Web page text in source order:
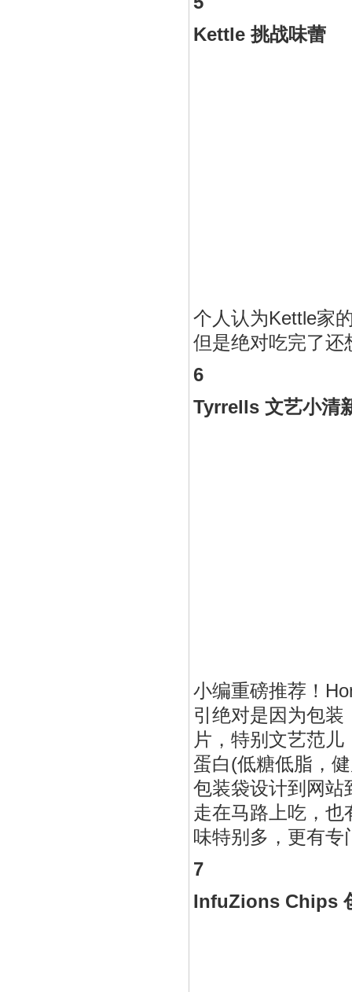
Kettle 挑战味蕾
个人认为Kettle家
但是绝对吃完了还
6
Tyrrells 文艺小清
小编重磅推荐！
引绝对是因为包
片，特别文艺范
蛋白(低糖低脂，
包装袋设计到网站
走在马路上吃，也
味特别多，更有专
7
InfuZions Chips